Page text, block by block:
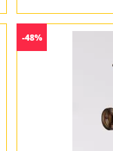
-48%